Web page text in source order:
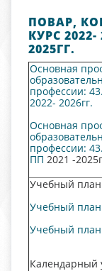
ПОВАР,
КУРС
2025ГГ.
Основная
образо
профессии:
2022- 2026гг.
Основная
профессии:
ПП 2021 -
Учебный план
Учебный
Учебный
Календарный